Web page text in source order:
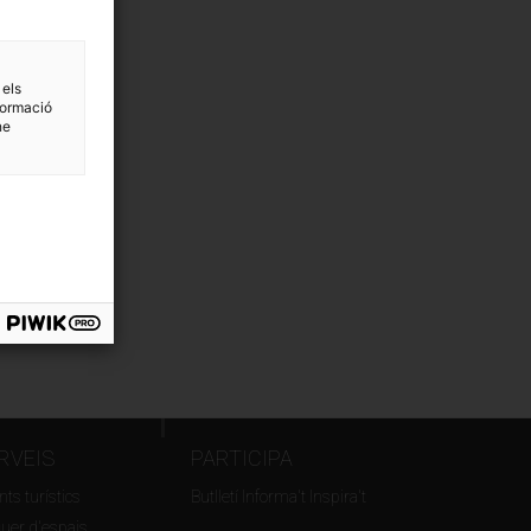
turístics
PARTICIPA
Butlletí Informa't Inspira't